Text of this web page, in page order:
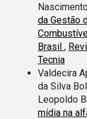
da Gestão
Brasil ,
Tecnia
Valdecira
da Silva
Leopoldo
mídia na